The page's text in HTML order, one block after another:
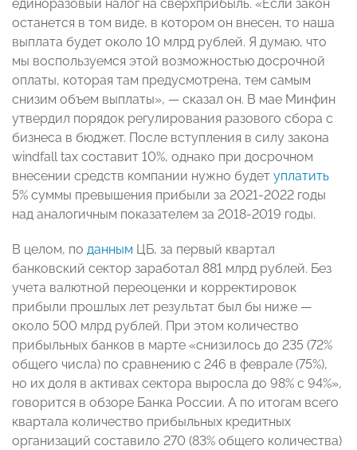
единоразовый налог на сверхприбыль. «Если закон
останется в том виде, в котором он внесен, то наша
выплата будет около 10 млрд рублей. Я думаю, что
мы воспользуемся этой возможностью досрочной
оплаты, которая там предусмотрена, тем самым
снизим объем выплаты», — сказал он. В мае Минфин
утвердил порядок регулирования разового сбора с
бизнеса в бюджет. После вступления в силу закона
windfall tax составит 10%, однако при досрочном
внесении средств компании нужно будет уплатить
5% суммы превышения прибыли за 2021-2022 годы
над аналогичным показателем за 2018-2019 годы.
В целом, по данным ЦБ, за первый квартал
банковский сектор заработал 881 млрд рублей. Без
учета валютной переоценки и корректировок
прибыли прошлых лет результат был бы ниже —
около 500 млрд рублей. При этом количество
прибыльных банков в марте «снизилось до 235 (72%
общего числа) по сравнению с 246 в феврале (75%),
но их доля в активах сектора выросла до 98% с 94%»,
говорится в обзоре Банка России. А по итогам всего
квартала количество прибыльных кредитных
организаций составило 270 (83% общего количества)